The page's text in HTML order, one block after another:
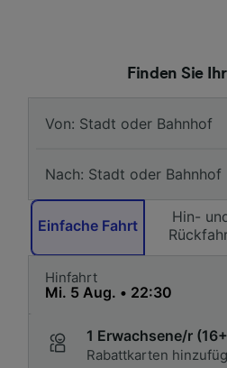
Finden Sie
Einfache Fahrt
Hin-
Hinfahrt
1 Erwachsene/r
Rabattkarten